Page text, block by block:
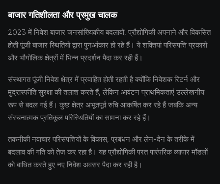
बाजार गतिशीलता और प्रमुख चालक
2023 में निवेश बाजार जनसांख्यिकीय बदलावों, प्रौद्योगिकी अपनाने और विकसित
होती पूंजी बाजार स्थितियों द्वारा पुनर्आकार हो रहे हैं। ये शक्तियां परिसंपत्ति प्रकारों
और भौगोलिक क्षेत्रों में भिन्न प्रदर्शन पैदा कर रही हैं।
संस्थागत पूंजी निवेश क्षेत्र में प्रवाहित होती रहती है क्योंकि निवेशक रिटर्न और
मुद्रास्फीति सुरक्षा की तलाश करते हैं, लेकिन आवंटन प्राथमिकताएं उल्लेखनीय
रूप से बदल गई हैं। कुछ क्षेत्र अभूतपूर्व रुचि आकर्षित कर रहे हैं जबकि अन्य
संरचनात्मक प्रतिकूल परिस्थितियों का सामना कर रहे हैं।
तकनीकी नवाचार परिसंपत्तियों के विकास, प्रबंधन और लेन-देन के तरीके में
बदलाव की गति को तेज कर रहा है। यह प्रौद्योगिकी परत पारंपरिक व्यापार मॉडलों
को बाधित करते हुए नए निवेश अवसर पैदा कर रही है।